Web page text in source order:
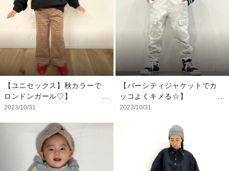
【モデル着用サイズ】
トップス：5YRS/110
インナー：XS/110
スカート：4YRS/105
【スタッフ着用サイズ】
トップス：S
ボトムス：XS
【ユニセックス】秋カラーで
ロンドンガール♡】
カラフルロゴがかわいい
がかわいいワイドパンツ！
パンツはGIRLSですが、お
しゃれな男の子にもおすすめ
です！ トップスはゆるっと
2023/10/31
【バーシティジャケットでカ
ッコよくキメる☆】
キッズだってブラックをカッ
うことで、胸元のロゴがカッ
コいいバーシティジャケット
のご紹介です！ フードのな
いジャケットは小学生キッズ
2023/10/31